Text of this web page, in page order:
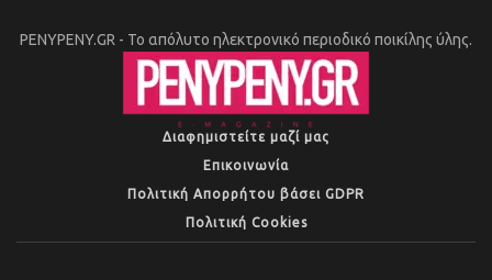
PENYPENY.GR - Το απόλυτο ηλεκτρονικό περιοδικό ποικίλης ύλης.
Διαφημιστείτε μαζί μας
Επικοινωνία
Πολιτική Απορρήτου βάσει GDPR
Πολιτική Cookies